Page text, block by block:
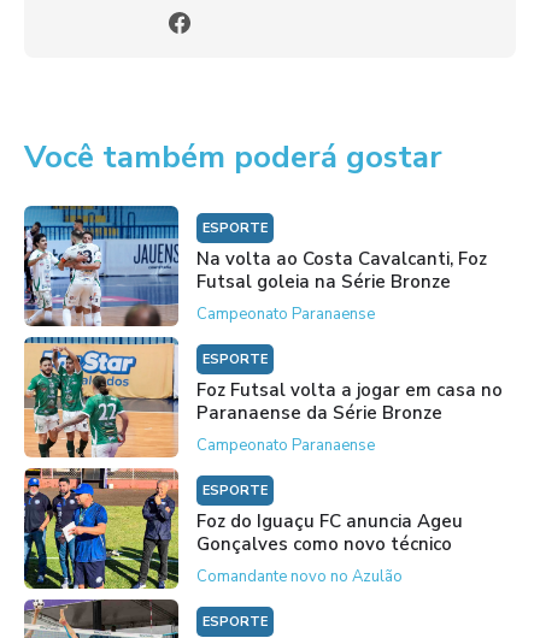
Você também poderá gostar
ESPORTE
Na volta ao Costa Cavalcanti, Foz
Futsal goleia na Série Bronze
Campeonato Paranaense
ESPORTE
Foz Futsal volta a jogar em casa no
Paranaense da Série Bronze
Campeonato Paranaense
ESPORTE
Foz do Iguaçu FC anuncia Ageu
Gonçalves como novo técnico
Comandante novo no Azulão
ESPORTE